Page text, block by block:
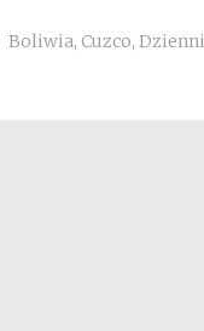
Boliwia, Cuzco,